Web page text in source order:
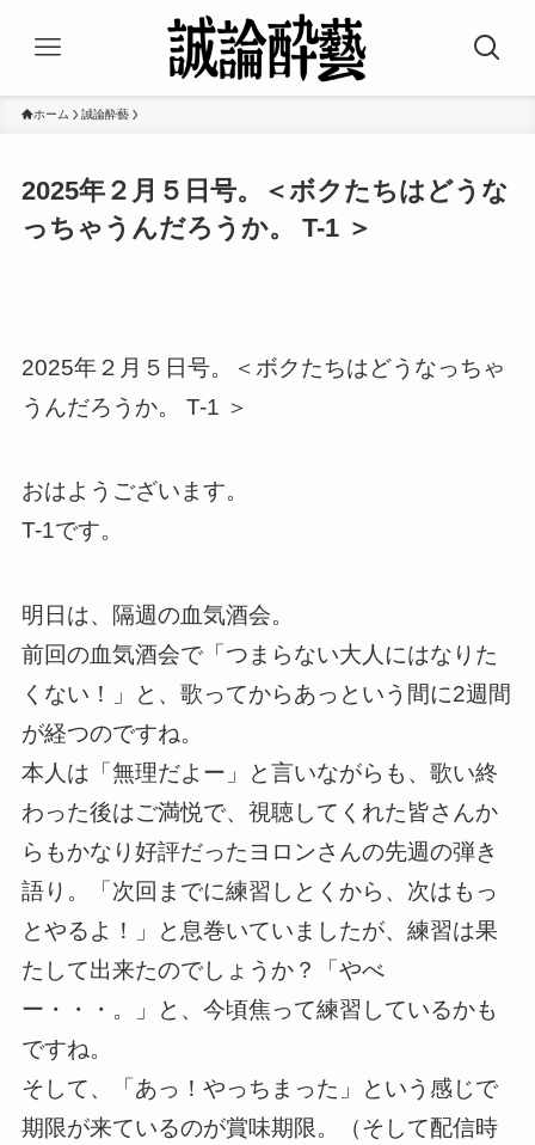
ホーム 誠論酔藝
2025年２月５日号。＜ボクたちはどうな
っちゃうんだろうか。 T-1 ＞
2025年２月５日号。＜ボクたちはどうなっちゃ
うんだろうか。 T-1 ＞
おはようございます。
T-1です。
明日は、隔週の血気酒会。
前回の血気酒会で「つまらない大人にはなりた
くない！」と、歌ってからあっという間に2週間
が経つのですね。
本人は「無理だよー」と言いながらも、歌い終
わった後はご満悦で、視聴してくれた皆さんか
らもかなり好評だったヨロンさんの先週の弾き
語り。「次回までに練習しとくから、次はもっ
とやるよ！」と息巻いていましたが、練習は果
たして出来たのでしょうか？「やべ
ー・・・。」と、今頃焦って練習しているかも
ですね。
そして、「あっ！やっちまった」という感じで
期限が来ているのが賞味期限。（そして配信時